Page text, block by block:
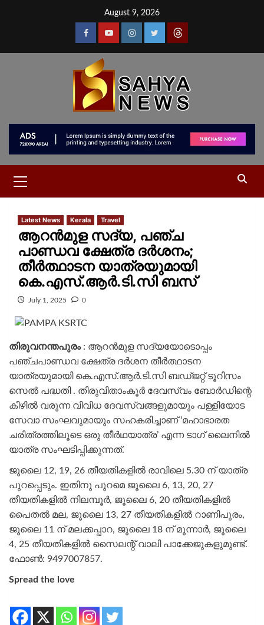
August 9, 2026
Latest News Kerala Travel
ആറൻമുള സദ്യ, പഞ്ച
പാണ്ഡവ ക്ഷേത്ര ദർശനം;
തീർത്ഥാടന യാത്രയുമായി
കെ.എസ്.ആർ.ടി.സി ബസ്
July 1, 2025 0
തിരുവനന്തപുരം: ആറന്‍മുള സദ്യയോടൊപ്പം
പഞ്ചപാണ്ഡവ ക്ഷേത്ര ദര്‍ശന തീര്‍ത്ഥാടന
യാത്രയുമായി കെ.എസ്.ആര്‍.ടി.സി ബഡ്ജറ്റ് ടൂറിസം
സെല്‍ പ​ദ്ധതി . തിരുവിതാംകൂര്‍ ദേവസ്വം ബോര്‍ഡിന്റെ
കീഴില്‍ വരുന്ന വിവിധ ദേവസ്വങ്ങളുമായും പള്ളിയോട
സേവാ സംഘവുമായും സഹകരിച്ചാണ് ‘മഹാഭാരത
ചരിത്രത്തിലൂടെ ഒരു തീര്‍ഥയാത്ര’ എന്ന ടാഗ് ലൈനില്‍
യാത്ര സംഘടിപ്പിക്കുന്നത്.
ജൂലൈ 12, 19, 26 തീയതികളില്‍ രാവിലെ 5.30 ന് യാത്ര
പുറപ്പെടും. ഇതിനു പുറമെ ജൂലൈ 6, 13, 20, 27
തീയതികളില്‍ നിലമ്പൂര്‍, ജൂലൈ 6, 20 തീയതികളില്‍
പൈതല്‍ മല, ജൂലൈ 13, 27 തീയതികളില്‍ റാണിപുരം,
ജൂലൈ 11 ന് മലക്കപ്പാറ, ജൂലൈ 18 ന് മൂന്നാര്‍, ജൂലൈ
4, 25 തീയതികളില്‍ സൈലന്റ് വാലി പാക്കേജുകളുമുണ്ട്.
ഫോണ്‍: 9497007857.
Spread the love